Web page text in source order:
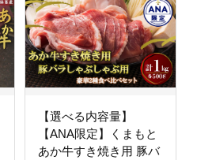
【選べる内容量】
【ANA限定】くまもと
あか牛すき焼き用 豚バ